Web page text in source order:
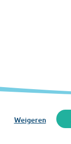
Weigeren